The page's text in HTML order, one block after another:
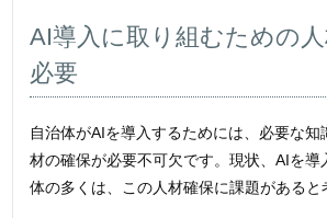
AI導入に取り組むための
必要
自治体がAIを導入するためには、必要な知
材の確保が必要不可欠です。現状、AIを導
体の多くは、この人材確保に課題があると